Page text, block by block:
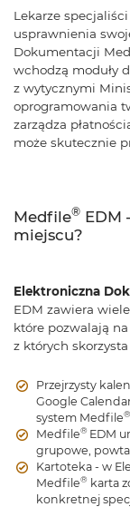
Lekarze
usprawnienia
Dokumentacji
wchodzą moduły
z wytycznymi
oprogramowania
zarządza
może skutecznie
Medfile® EDM
miejscu?
Elektroniczna
EDM zawiera
które pozwalają
z których
Przejrzysty
Google
system Medfile®
Medfile® EDM
grupowe,
Kartoteka - w
Medfile® karta
konkretnej